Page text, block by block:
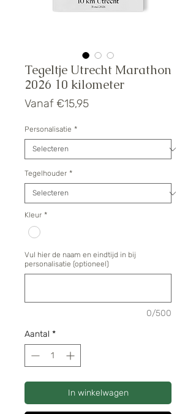
Tegeltje Utrecht Marathon
2026 10 kilometer
Vanaf €15,95Verkoopprijs
Personalisatie *
Tegelhouder *
Kleur *
Vul hier de naam en eindtijd in bij
personalisatie (optioneel)
0/500
Aantal *
In winkelwagen